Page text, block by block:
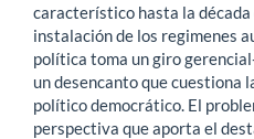
característico hasta la década
instalación de los regimenes
política toma un giro
un desencanto que cuestiona
político democrático. El
perspectiva que aporta el